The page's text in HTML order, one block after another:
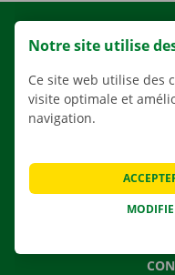
Notre site utilise
Ce site web utilise des
visite optimale et
navigation.